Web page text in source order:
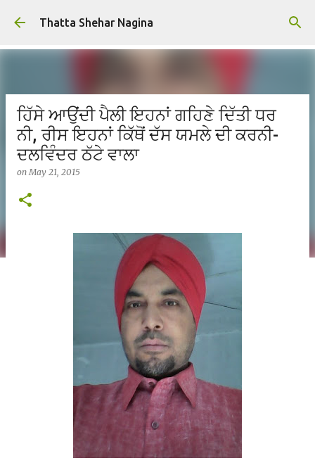
Skip to main content
Thatta Shehar Nagina
ਹਿੱਸੇ ਆਉਂਦੀ ਪੈਲੀ ਇਹਨਾਂ ਗਹਿਣੇ ਦਿੱਤੀ ਧਰ
ਨੀ, ਰੀਸ ਇਹਨਾਂ ਕਿੱਥੋਂ ਦੱਸ ਯਮਲੇ ਦੀ ਕਰਨੀ-
ਦਲਵਿੰਦਰ ਠੱਟੇ ਵਾਲਾ
onMay 21, 2015